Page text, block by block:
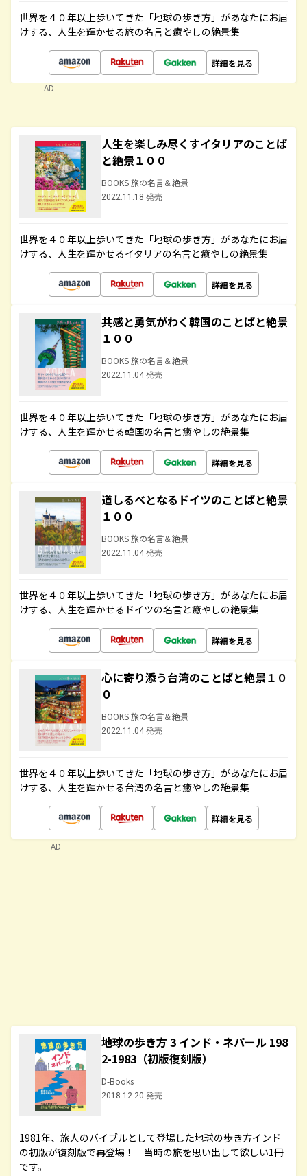
世界を４０年以上歩いてきた「地球の歩き方」があなたにお届
けする、人生を輝かせる旅の名言と癒やしの絶景集
詳細を見る
AD
人生を楽しみ尽くすイタリアのことば
と絶景１００
BOOKS 旅の名言＆絶景
2022.11.18 発売
世界を４０年以上歩いてきた「地球の歩き方」があなたにお届
けする、人生を輝かせるイタリアの名言と癒やしの絶景集
詳細を見る
共感と勇気がわく韓国のことばと絶景
１００
BOOKS 旅の名言＆絶景
2022.11.04 発売
世界を４０年以上歩いてきた「地球の歩き方」があなたにお届
けする、人生を輝かせる韓国の名言と癒やしの絶景集
詳細を見る
道しるべとなるドイツのことばと絶景
１００
BOOKS 旅の名言＆絶景
2022.11.04 発売
世界を４０年以上歩いてきた「地球の歩き方」があなたにお届
けする、人生を輝かせるドイツの名言と癒やしの絶景集
詳細を見る
心に寄り添う台湾のことばと絶景１０
０
BOOKS 旅の名言＆絶景
2022.11.04 発売
世界を４０年以上歩いてきた「地球の歩き方」があなたにお届
けする、人生を輝かせる台湾の名言と癒やしの絶景集
詳細を見る
地球の歩き方 3 インド・ネパール 198
2-1983（初版復刻版）
D-Books
2018.12.20 発売
1981年、旅人のバイブルとして登場した地球の歩き方インド
の初版が復刻版で再登場！ 当時の旅を思い出して欲しい1冊
です。
AD